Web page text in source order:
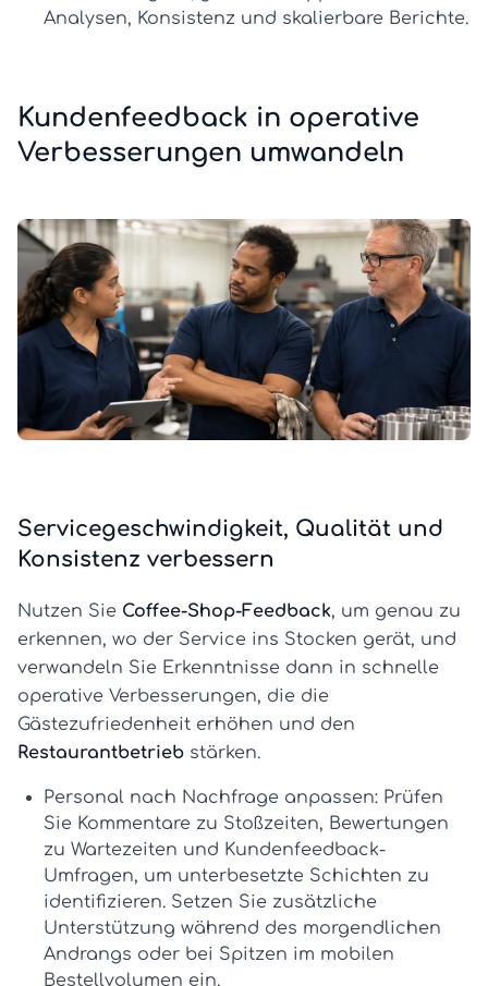
Analysen, Konsistenz und skalierbare Berichte.
Kundenfeedback in operative
Verbesserungen umwandeln
Servicegeschwindigkeit, Qualität und
Konsistenz verbessern
Nutzen Sie Coffee-Shop-Feedback, um genau zu
erkennen, wo der Service ins Stocken gerät, und
verwandeln Sie Erkenntnisse dann in schnelle
operative Verbesserungen, die die
Gästezufriedenheit erhöhen und den
Restaurantbetrieb stärken.
Personal nach Nachfrage anpassen: Prüfen
Sie Kommentare zu Stoßzeiten, Bewertungen
zu Wartezeiten und Kundenfeedback-
Umfragen, um unterbesetzte Schichten zu
identifizieren. Setzen Sie zusätzliche
Unterstützung während des morgendlichen
Andrangs oder bei Spitzen im mobilen
Bestellvolumen ein.